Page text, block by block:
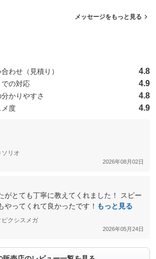
メッセージをもっと見る
満点中）
わせ（見積り） 4.8
の対応 4.9
かりやすさ 4.8
メ度 4.9
リオ
2026年08月02日
がとても丁寧に教えてくれました！ スピー
やってくれて良かったです！ もっと見る
クシスメガ
2026年05月24日